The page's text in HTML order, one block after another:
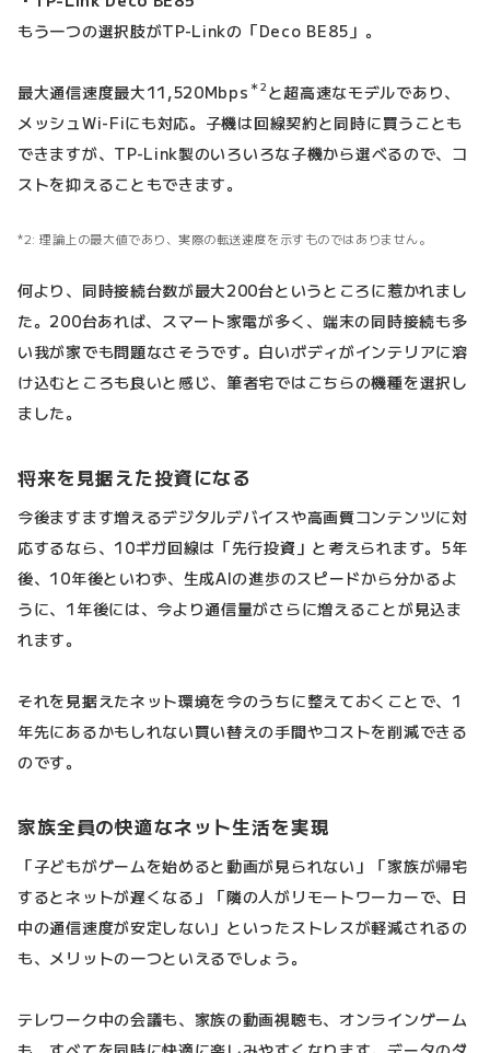
もう一つの選択肢がTP-Linkの「Deco BE85」。
最大通信速度最大11,520Mbps ＊2 と超高速なモデルであり、
メッシュWi-Fiにも対応。子機は回線契約と同時に買うことも
できますが、TP-Link製のいろいろな子機から選べるので、コ
ストを抑えることもできます。
2: 理論上の最大値であり、実際の転送速度を示すものではありません。
何より、同時接続台数が最大200台というところに惹かれまし
た。200台あれば、スマート家電が多く、端末の同時接続も多
い我が家でも問題なさそうです。白いボディがインテリアに溶
け込むところも良いと感じ、筆者宅ではこちらの機種を選択し
ました。
将来を見据えた投資になる
今後ますます増えるデジタルデバイスや高画質コンテンツに対
応するなら、10ギガ回線は「先行投資」と考えられます。5年
後、10年後といわず、生成AIの進歩のスピードから分かるよ
うに、1年後には、今より通信量がさらに増えることが見込ま
れます。
それを見据えたネット環境を今のうちに整えておくことで、1
年先にあるかもしれない買い替えの手間やコストを削減できる
のです。
家族全員の快適なネット生活を実現
「子どもがゲームを始めると動画が見られない」「家族が帰宅
するとネットが遅くなる」「隣の人がリモートワーカーで、日
中の通信速度が安定しない」といったストレスが軽減されるの
も、メリットの一つといえるでしょう。
テレワーク中の会議も、家族の動画視聴も、オンラインゲーム